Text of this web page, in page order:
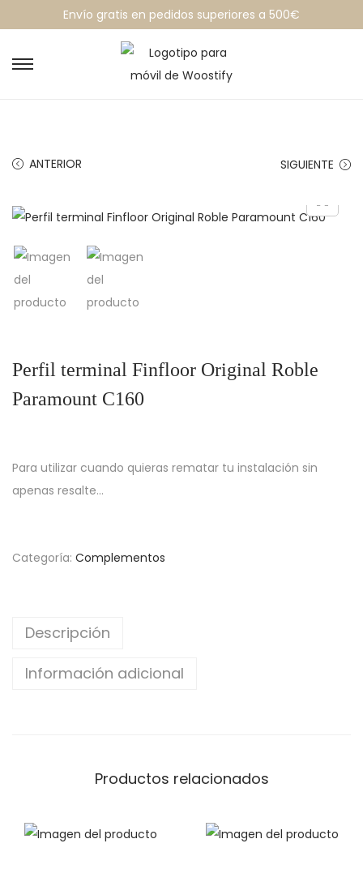
Envío gratis en pedidos superiores a 500€
ANTERIOR SIGUIENTE
Perfil terminal Finfloor Original Roble
Paramount C160
Para utilizar cuando quieras rematar tu instalación sin
apenas resalte…
Categoría: Complementos
Descripción
Información adicional
Productos relacionados